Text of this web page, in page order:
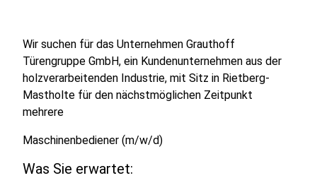
Wir suchen für das Unternehmen Grauthoff
Türengruppe GmbH, ein Kundenunternehmen aus der
holzverarbeitenden Industrie, mit Sitz in Rietberg-
Mastholte für den nächstmöglichen Zeitpunkt
mehrere
Maschinenbediener (m/w/d)
Was Sie erwartet: